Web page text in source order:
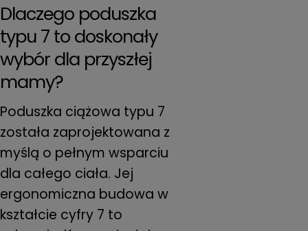
Dlaczego poduszka
typu 7 to doskonały
wybór dla przyszłej
mamy?
Poduszka ciążowa typu 7
została zaprojektowana z
myślą o pełnym wsparciu
dla całego ciała. Jej
ergonomiczna budowa w
kształcie cyfry 7 to